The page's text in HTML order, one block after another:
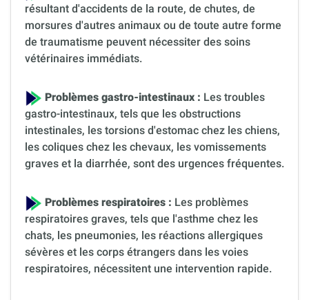
résultant d'accidents de la route, de chutes, de
morsures d'autres animaux ou de toute autre forme
de traumatisme peuvent nécessiter des soins
vétérinaires immédiats.
Problèmes gastro-intestinaux : Les troubles
gastro-intestinaux, tels que les obstructions
intestinales, les torsions d'estomac chez les chiens,
les coliques chez les chevaux, les vomissements
graves et la diarrhée, sont des urgences fréquentes.
Problèmes respiratoires : Les problèmes
respiratoires graves, tels que l'asthme chez les
chats, les pneumonies, les réactions allergiques
sévères et les corps étrangers dans les voies
respiratoires, nécessitent une intervention rapide.